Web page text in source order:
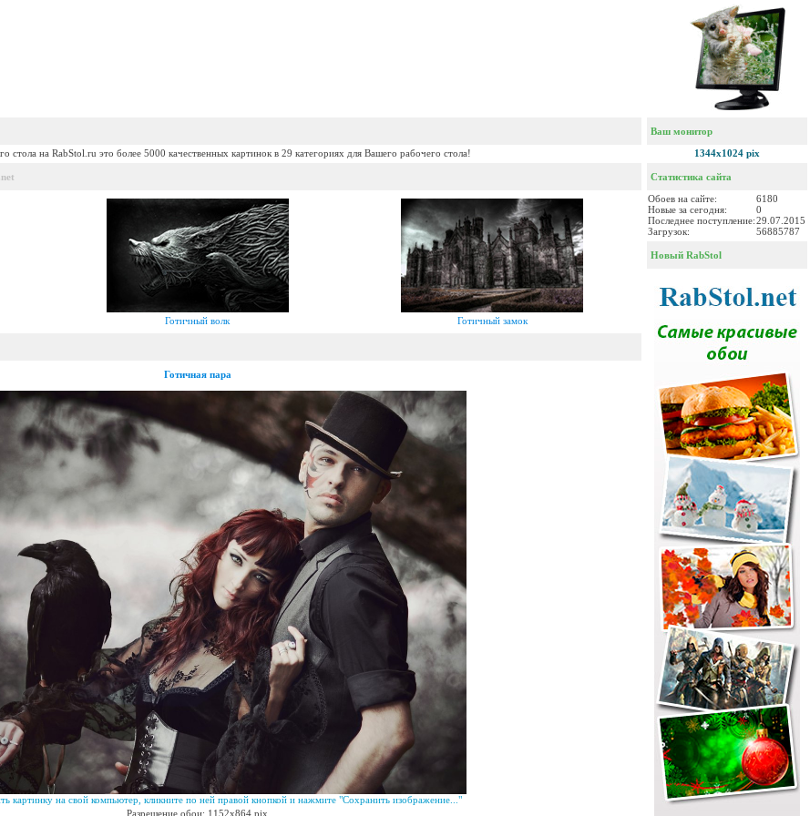
стола на RabStol.ru это более 5000 качественных картинок в 29 категориях для Вашего рабочего стола!
Готичный волк Готичный замок
Готичная пара
картинку на свой компьютер, кликните по ней правой кнопкой и нажмите "Сохранить изображение..."
Разрешение обои: 1152x864 pix
Ваш монитор
1344x1024 pix
Статистика сайта
Обоев на сайте:
6180
Новые за сегодня:
0
Последнее поступление:29.07.2015
Загрузок:
56885787
Новый RabStol